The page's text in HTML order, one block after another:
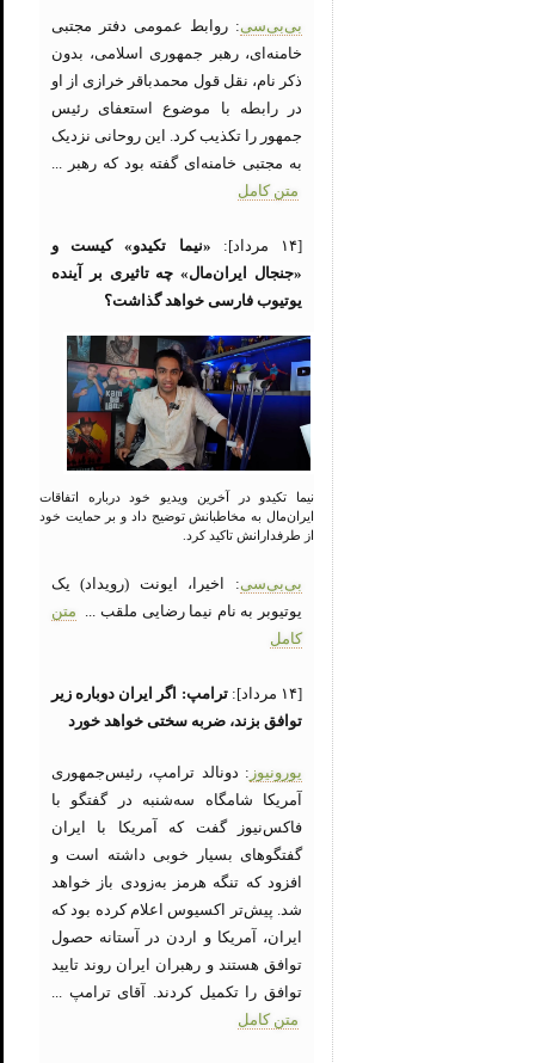
بی‌بی‌سی: روابط عمومی دفتر مجتبی
خامنه‌ای، رهبر جمهوری اسلامی، بدون
ذکر نام، نقل قول محمدباقر خرازی از او
در رابطه با موضوع استعفای رئیس
جمهور را تکذیب کرد. این روحانی نزدیک
به مجتبی خامنه‌ای گفته بود که رهبر ...
متن کامل
[۱۴ مرداد]:
«نیما تکیدو» کیست و
«جنجال ایران‌مال» چه تاثیری بر آینده
یوتیوب فارسی خواهد گذاشت؟
نیما تکیدو در آخرین ویدیو خود درباره اتفاقات
ایران‌مال به مخاطبانش توضیح داد و بر حمایت خود
از طرفدارانش تاکید کرد.
بی‌بی‌سی: اخیرا، ایونت (رویداد) یک
یوتیوبر به نام نیما رضایی ملقب ... متن
کامل
[۱۴ مرداد]:
ترامپ: اگر ایران دوباره زیر
توافق بزند، ضربه سختی خواهد خورد
یورونیوز : دونالد ترامپ، رئیس‌جمهوری
آمریکا شامگاه سه‌شنبه در گفتگو با
فاکس‌نیوز گفت که آمریکا با ایران
گفتگوهای بسیار خوبی داشته است و
افزود که تنگه هرمز به‌زودی باز خواهد
شد. پیش‌تر اکسیوس اعلام کرده بود که
ایران، آمریکا و اردن در آستانه حصول
توافق هستند و رهبران ایران روند تایید
توافق را تکمیل کردند. آقای ترامپ ...
متن کامل